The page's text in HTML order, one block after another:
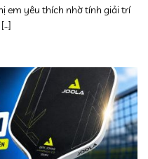
em yêu thích nhờ tính giải trí